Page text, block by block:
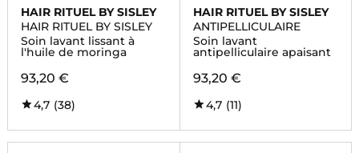
HAIR RITUEL BY SISLEY
HAIR RITUEL BY SISLEY
Soin lavant lissant à
l'huile de moringa
93,20 €
4,7 (38)
HAIR RITUEL BY SISLEY
ANTIPELLICULAIRE
Soin lavant
antipelliculaire apaisant
93,20 €
4,7 (11)